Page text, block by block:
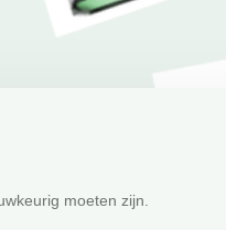
moeten zijn.